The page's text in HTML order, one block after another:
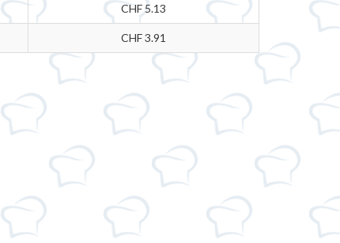
CHF 5.13
CHF 3.91